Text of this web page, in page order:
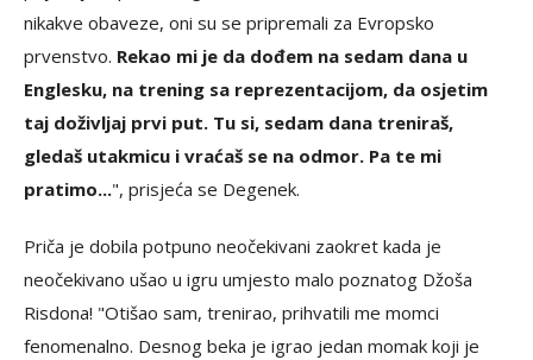
nikakve obaveze, oni su se pripremali za Evropsko
prvenstvo. Rekao mi je da dođem na sedam dana u
Englesku, na trening sa reprezentacijom, da osjetim
taj doživljaj prvi put. Tu si, sedam dana treniraš,
gledaš utakmicu i vraćaš se na odmor. Pa te mi
pratimo...", prisjeća se Degenek.
Priča je dobila potpuno neočekivani zaokret kada je
neočekivano ušao u igru umjesto malo poznatog Džoša
Risdona! "Otišao sam, trenirao, prihvatili me momci
fenomenalno. Desnog beka je igrao jedan momak koji je